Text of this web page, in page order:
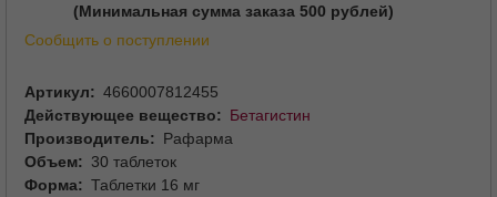
(Минимальная сумма заказа 500 рублей)
Сообщить о поступлении
Артикул
4660007812455
Действующее вещество
Бетагистин
Производитель
Рафарма
Объем
30 таблеток
Форма
Таблетки 16 мг